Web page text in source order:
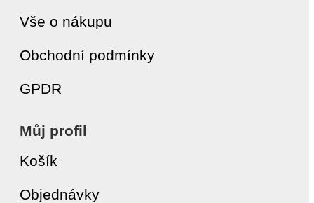
Vše o nákupu
Obchodní podmínky
GPDR
Můj profil
Košík
Objednávky